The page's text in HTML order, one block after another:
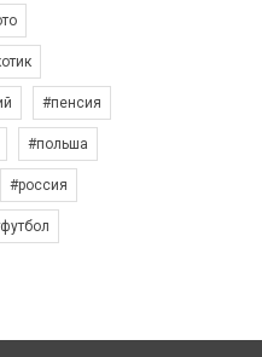
#пенсия
#польша
#россия